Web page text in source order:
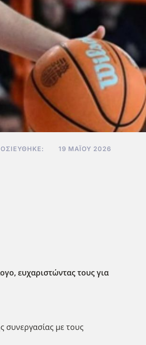
19 ΜΑΪ́ΟΥ 2026
ευχαριστώντας τους για
συνεργασίας με τους